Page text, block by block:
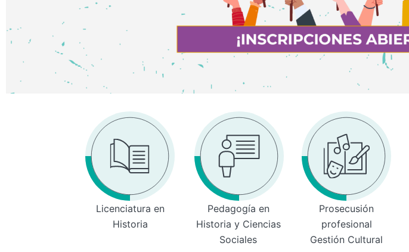
Licenciatura en
Historia
Pedagogía en
Historia y Ciencias
Sociales
Prosecusión
profesional
Gestión Cultural